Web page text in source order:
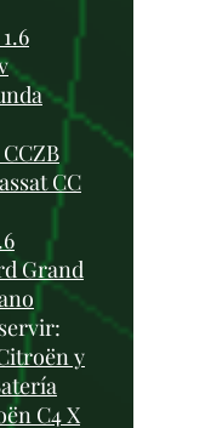
CC
Grand
y
C4 X